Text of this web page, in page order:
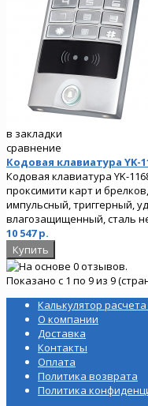
в закладки
сравнение
Кодовая клавиатура YK-
Кодовая клавиатура YK-
проксимити карт и
импульсный, триггерный,
влагозащищенный, сталь
10 547 р.
Показано с 1 по 9 из 9
Калькулятор
О компании
Доставка
Контакты
Оплата
Политика возврата
Политика